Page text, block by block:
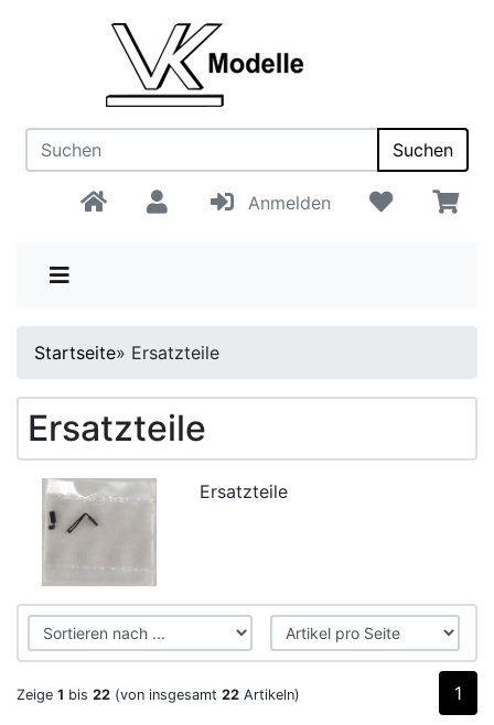
Suchen
Anmelden
Startseite» Ersatzteile
Ersatzteile
Ersatzteile
Zeige 1 bis 22 (von insgesamt 22 Artikeln) 1